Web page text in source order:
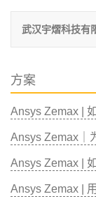
武汉宇熠科技有
方案
Ansys Zemax |
Ansys Zemax｜
Ansys Zemax |
Ansys Zemax |